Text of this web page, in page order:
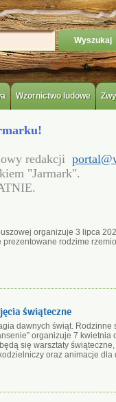
Wzornictwo ludowe
redakcji
"Jarmark".
organizuje 3 lipca
rodzime
świąteczne
dawnych świąt.
organizuje 7 kwietnia
się warsztaty
oraz animacje dla